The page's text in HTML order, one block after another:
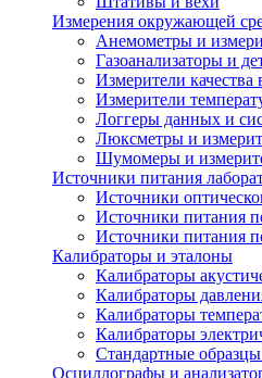
Измерения окружающей
Анемометры и
Газоанализаторы и
Измерители качества
Измерители
Логгеры данных и
Люксметры и
Шумомеры и
Источники питания
Источники
Источники питания
Источники питания
Калибраторы и эталоны
Калибраторы
Калибраторы
Калибраторы
Калибраторы
Стандартные
Осциллографы и